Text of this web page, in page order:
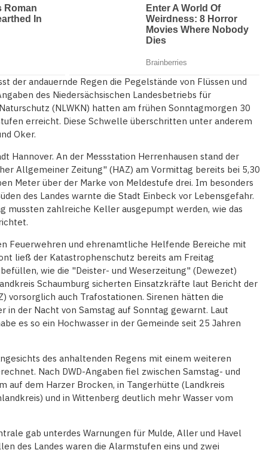
der andauernde Regen die Pegelstände von Flüssen und
des Niedersächsischen Landesbetriebs für
(NLWKN) hatten am frühen Sonntagmorgen 30
erreicht. Diese Schwelle überschritten unter anderem
Oker.
Hannover. An der Messstation Herrenhausen stand der
Allgemeiner Zeitung" (HAZ) am Vormittag bereits bei 5,30
Meter über der Marke von Meldestufe drei. Im besonders
des Landes warnte die Stadt Einbeck vor Lebensgefahr.
mussten zahlreiche Keller ausgepumpt werden, wie das
Feuerwehren und ehrenamtliche Helfende Bereiche mit
ließ der Katastrophenschutz bereits am Freitag
wie die "Deister- und Weserzeitung" (Dewezet)
Schaumburg sicherten Einsatzkräfte laut Bericht der
vorsorglich auch Trafostationen. Sirenen hätten die
in der Nacht von Samstag auf Sonntag gewarnt. Laut
es so ein Hochwasser in der Gemeinde seit 25 Jahren
des anhaltenden Regens mit einem weiteren
Nach DWD-Angaben fiel zwischen Samstag- und
auf dem Harzer Brocken, in Tangerhütte (Landkreis
und in Wittenberg deutlich mehr Wasser vom
gab unterdes Warnungen für Mulde, Aller und Havel
des Landes waren die Alarmstufen eins und zwei